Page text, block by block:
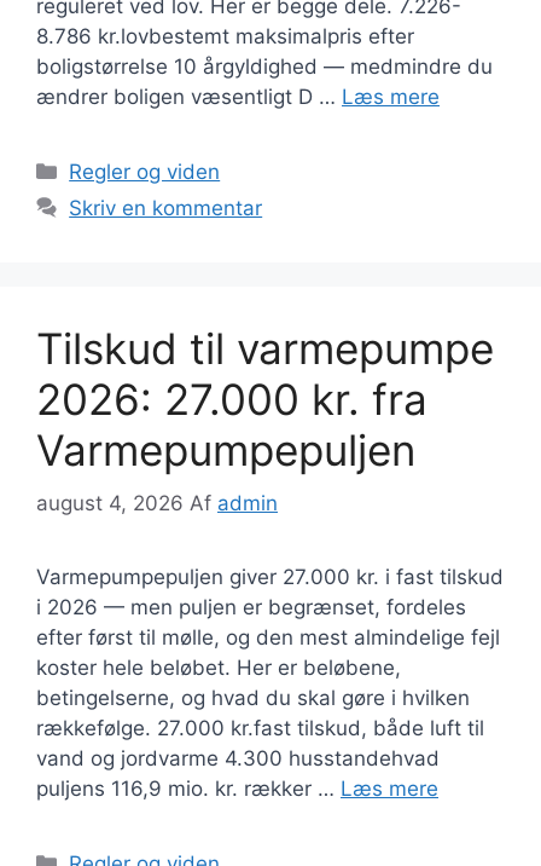
reguleret ved lov. Her er begge dele. 7.226-
8.786 kr.lovbestemt maksimalpris efter
boligstørrelse 10 årgyldighed — medmindre du
ændrer boligen væsentligt D … Læs mere
Kategorier
Regler og viden
Skriv en kommentar
Tilskud til varmepumpe
2026: 27.000 kr. fra
Varmepumpepuljen
august 4, 2026 Af admin
Varmepumpepuljen giver 27.000 kr. i fast tilskud
i 2026 — men puljen er begrænset, fordeles
efter først til mølle, og den mest almindelige fejl
koster hele beløbet. Her er beløbene,
betingelserne, og hvad du skal gøre i hvilken
rækkefølge. 27.000 kr.fast tilskud, både luft til
vand og jordvarme 4.300 husstandehvad
puljens 116,9 mio. kr. rækker … Læs mere
Kategorier